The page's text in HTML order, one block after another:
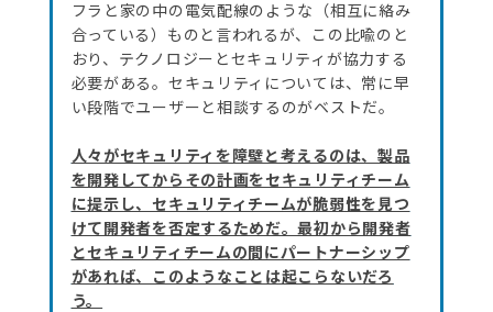
フラと家の中の電気配線のような（相互に絡み
合っている）ものと言われるが、この比喩のと
おり、テクノロジーとセキュリティが協力する
必要がある。セキュリティについては、常に早
い段階でユーザーと相談するのがベストだ。
人々がセキュリティを障壁と考えるのは、製品
を開発してからその計画をセキュリティチーム
に提示し、セキュリティチームが脆弱性を見つ
けて開発者を否定するためだ。最初から開発者
とセキュリティチームの間にパートナーシップ
があれば、このようなことは起こらないだろ
う。